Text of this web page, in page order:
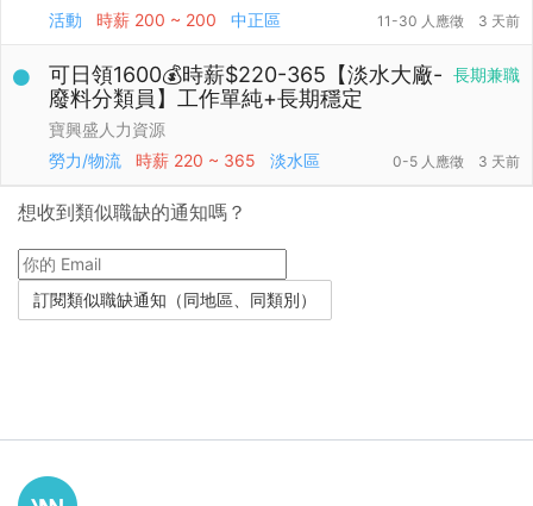
活動
時薪 200 ~ 200 中正區 11-30 人應徵 3 天前
長期兼職
可日領1600💰時薪$220-365【淡水大廠-
廢料分類員】工作單純+長期穩定
寶興盛人力資源
勞力/物流
時薪 220 ~ 365 淡水區 0-5 人應徵 3 天前
想收到類似職缺的通知嗎？